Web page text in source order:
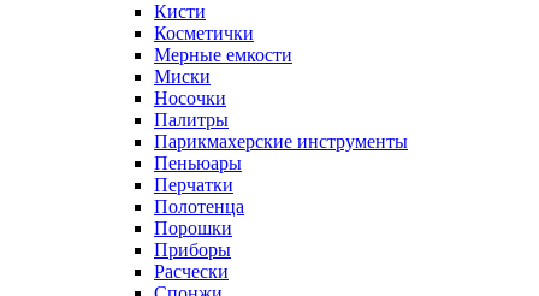
Кисти
Косметички
Мерные емкости
Миски
Носочки
Палитры
Парикмахерские инструменты
Пеньюары
Перчатки
Полотенца
Порошки
Приборы
Расчески